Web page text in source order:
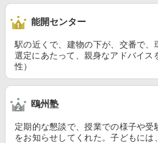
能開センター
駅の近くで、建物の下が、交番で
選定にあたって、親身なアドバイス
性）
鴎州塾
定期的な懇談で、授業での様子や受
をお知らせしてくれた。子どもには